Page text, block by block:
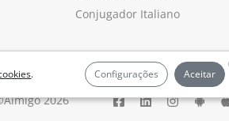
. Configurações Aceitar
Conjugador Italiano
2026